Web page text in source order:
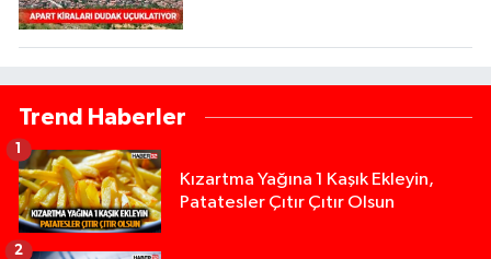
Trend Haberler
Kızartma Yağına 1 Kaşık Ekleyin,
Patatesler Çıtır Çıtır Olsun
1
2